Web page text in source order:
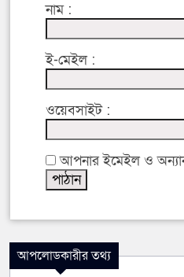
নাম :
ই-মেইল :
ওয়েবসাইট :
আপনার ইমেইল ও
আপলোডকারীর তথ্য